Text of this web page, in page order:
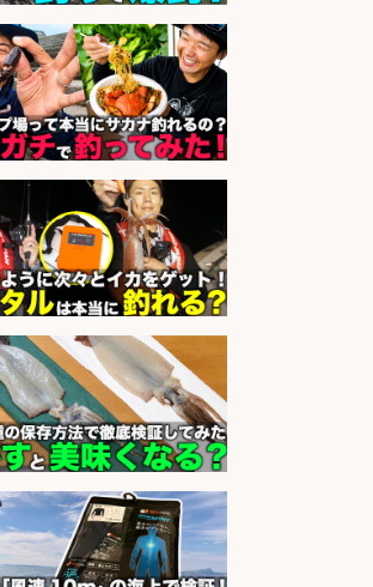
sponsored by 求人ボックス
魚販売/「志布志
円〜」志布志駅か
カットや商品の陳列
め×車通勤OK×時間選
志布志市
ホットスタッフ鹿児島
sponsored by 求人ボックス
魚販売/「志布志
円〜」志布志市周
トや商品の陳列スタ
迎×残業少なめ×車通
/志布志市
ホットスタッフ鹿児島
sponsored by 求人ボックス